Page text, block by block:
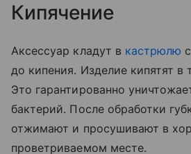
Кипячение
Аксессуар кладут в кастрюлю
до кипения. Изделие кипятят в
Это гарантированно
бактерий. После обработки
отжимают и просушивают в
проветриваемом месте.